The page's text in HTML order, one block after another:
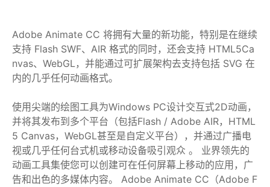
Adobe Animate CC 将拥有大量的新功能，特别是在继续
支持 Flash SWF、AIR 格式的同时，还会支持 HTML5Ca
nvas、WebGL，并能通过可扩展架构去支持包括 SVG 在
内的几乎任何动画格式。
使用尖端的绘图工具为Windows PC设计交互式2D动画，
并将其发布到多个平台（包括Flash / Adobe AIR，HTML
5 Canvas，WebGL甚至是自定义平台），并通过广播电
视或几乎任何台式机或移动设备吸引观众 。 业界领先的
动画工具集使您可以创建可在任何屏幕上移动的应用，广
告和出色的多媒体内容。 Adobe Animate CC（Adobe F